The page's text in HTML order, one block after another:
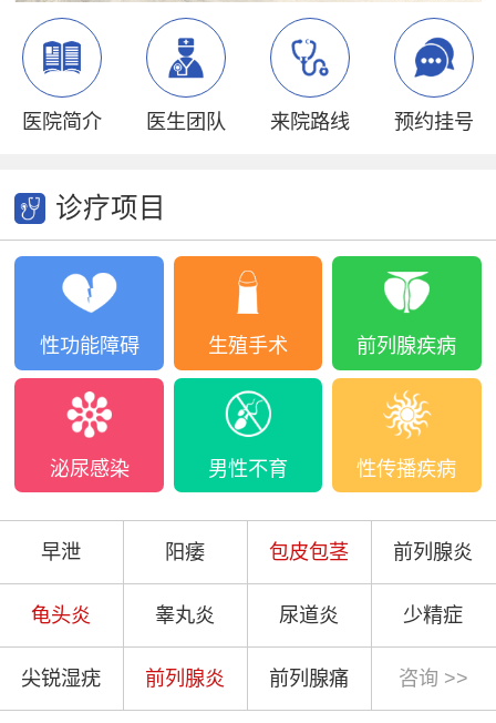
医院简介 医生团队 来院路线 预约挂号
诊疗项目
性功能障碍 生殖手术 前列腺疾病
泌尿感染 男性不育 性传播疾病
早泄 阳痿 包皮包茎 前列腺炎
龟头炎 睾丸炎 尿道炎 少精症
尖锐湿疣 前列腺炎 前列腺痛 咨询 >>